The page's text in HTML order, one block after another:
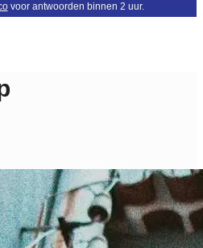
voor antwoorden binnen 2 uur.